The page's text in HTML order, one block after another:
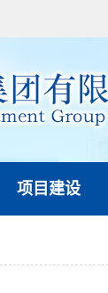
项目建设